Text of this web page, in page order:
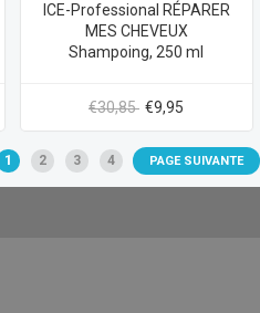
ICE-Professional RÉPARER
MES CHEVEUX
Shampoing, 250 ml
€30,85 €9,95
1 2 3 4 PAGE SUIVANTE